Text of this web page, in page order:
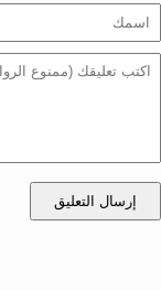
إرسال التعليق